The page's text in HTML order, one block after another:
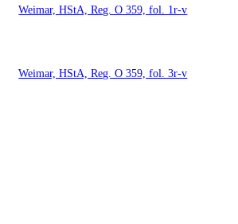
Weimar, HStA, Reg. O 359, fol. 1r-v
Weimar, HStA, Reg. O 359, fol. 3r-v